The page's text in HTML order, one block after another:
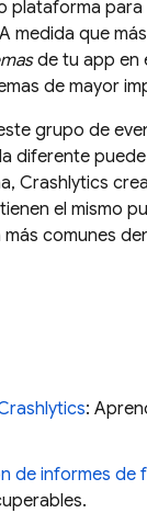
plataforma
medida que
de tu app en
de mayor
grupo de
diferente
Crashlytics crea
el mismo
más comunes
:
de informes de